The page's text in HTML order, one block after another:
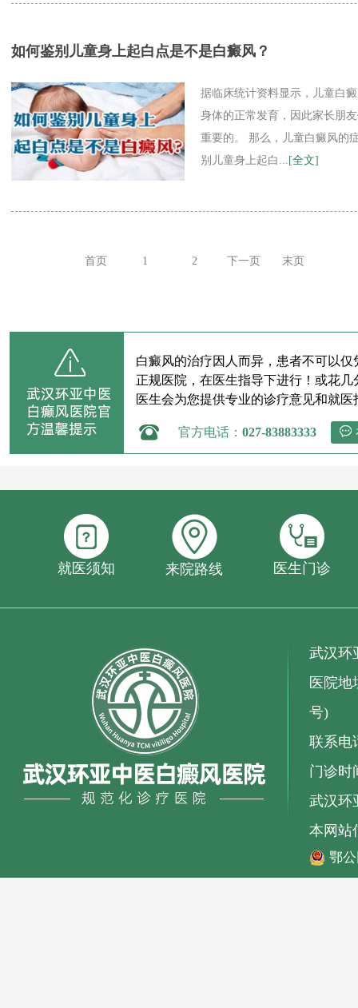
如何鉴别儿童身上起白点是不是白癜风？
据临床统计资料显示，儿童白
身体的正常发育，因此家长朋
重要的。 那么，儿童白癜风的
别儿童身上起白... [全文]
首页 1 2 下一页 末页
白癜风的治疗因人而异，患者不可以
正规医院，在医生指导下进行！或花
医生会为您提供专业的诊疗意见和就医
官方电话： 027-83883333
就医须知 来院路线 医生门诊
武汉环
医院地
号)
联系电
门诊时
武汉环
本网站
鄂